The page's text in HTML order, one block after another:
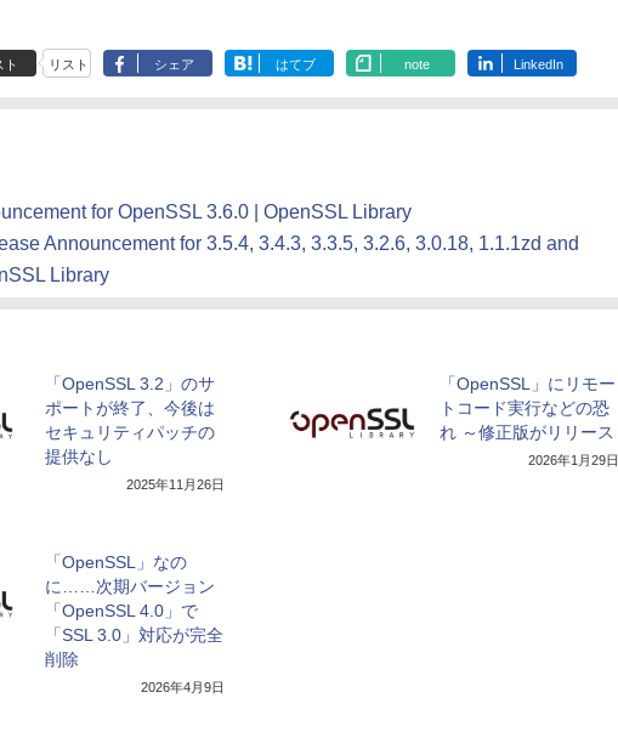
ト リスト シェア はてブ note LinkedIn
for OpenSSL 3.6.0 | OpenSSL Library
Announcement for 3.5.4, 3.4.3, 3.3.5, 3.2.6, 3.0.18, 1.1.1zd and
Library
「OpenSSL 3.2」のサ
ポートが終了、今後は
セキュリティパッチの
提供なし
2025年11月26日
「OpenSSL」にリモー
トコード実行などの恐
れ ～修正版がリリース
2026年1月29日
「OpenSSL」なの
に……次期バージョン
「OpenSSL 4.0」で
「SSL 3.0」対応が完全
削除
2026年4月9日